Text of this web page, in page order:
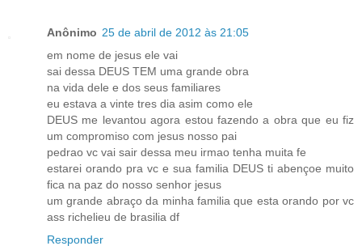
Anônimo 25 de abril de 2012 às 21:05
em nome de jesus ele vai
sai dessa DEUS TEM uma grande obra
na vida dele e dos seus familiares
eu estava a vinte tres dia asim como ele
DEUS me levantou agora estou fazendo a obra que eu fiz
um compromiso com jesus nosso pai
pedrao vc vai sair dessa meu irmao tenha muita fe
estarei orando pra vc e sua familia DEUS ti abençoe muito
fica na paz do nosso senhor jesus
um grande abraço da minha familia que esta orando por vc
ass richelieu de brasilia df
Responder